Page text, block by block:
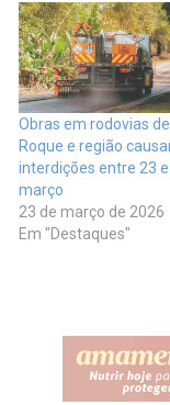
Obras em rodovias
Roque e região
interdições entre 23
março
23 de março de 2026
Em "Destaques"